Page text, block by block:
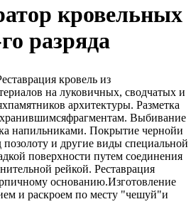
кровельных
разряда
кровель из
на луковичных, сводчатых и
архитектуры. Разметка
Выбивание
напильниками. Покрытие чернойи
и другие виды специальной
поверхности путем соединения
рейкой. Реставрация
основанию.Изготовление
и раскроем по месту "чешуй"и